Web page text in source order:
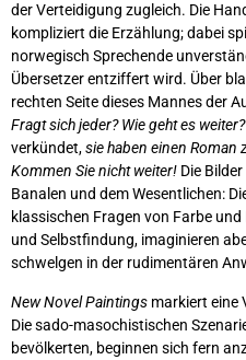
der Verteidigung zugleich. Die
kompliziert die Erzählung; dabei
norwegisch Sprechende
Übersetzer entziffert wird. Über
rechten Seite dieses Mannes der
Fragt sich jeder? Wie geht es
verkündet,sie haben einen Roman
Kommen Sie nicht weiter! Die
Banalen und dem Wesentlichen:
klassischen Fragen von Farbe
und Selbstfindung, imaginieren
schwelgen in der rudimentären
New Novel Paintings markiert eine
Die sado-masochistischen
bevölkerten, beginnen sich fern